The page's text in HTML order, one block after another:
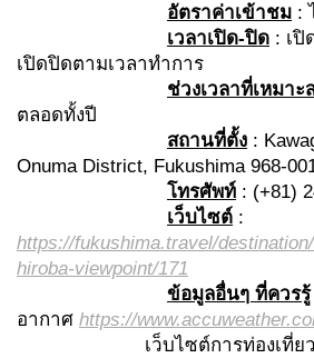
อัตราค่าเข้าชม :
เวลาเปิด-ปิด : เปิ
เปิดปิดตามเวลาทำการ
ช่วงเวลาที่เหมาะ
ตลอดทั้งปี
สถานที่ตั้ง :
Onuma District, Fukushima 968-
โทรศัพท์ : (+81)
เว็บไซต์ :
https://fukushima.travel/
hiroba-viewpoint/171
ข้อมูลอื่นๆ ที่ควรรู้
อากาศ https://
เว็บไซต์การท่องเที่ยวจั